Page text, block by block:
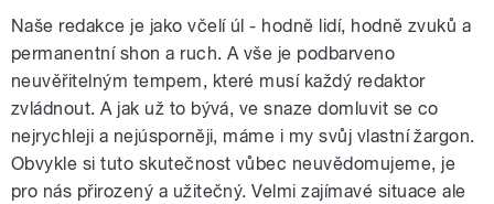
Naše redakce je jako včelí úl - hodně lidí, hodně zvuků a
permanentní shon a ruch. A vše je podbarveno
neuvěřitelným tempem, které musí každý redaktor
zvládnout. A jak už to bývá, ve snaze domluvit se co
nejrychleji a nejúsporněji, máme i my svůj vlastní žargon.
Obvykle si tuto skutečnost vůbec neuvědomujeme, je
pro nás přirozený a užitečný. Velmi zajímavé situace ale